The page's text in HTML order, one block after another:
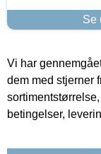
Se
Vi har
dem med stjerner
betingelser,